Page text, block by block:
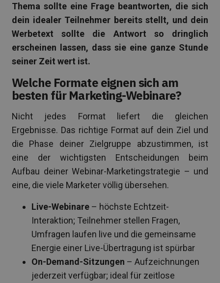
Thema sollte eine Frage beantworten, die sich
dein idealer Teilnehmer bereits stellt, und dein
Werbetext sollte die Antwort so dringlich
erscheinen lassen, dass sie eine ganze Stunde
seiner Zeit wert ist.
Welche Formate eignen sich am
besten für Marketing-Webinare?
Nicht jedes Format liefert die gleichen
Ergebnisse. Das richtige Format auf dein Ziel und
die Phase deiner Zielgruppe abzustimmen, ist
eine der wichtigsten Entscheidungen beim
Aufbau deiner Webinar-Marketingstrategie – und
eine, die viele Marketer völlig übersehen.
Live-Webinare – höchste Echtzeit-
Interaktion; Teilnehmer stellen Fragen,
Umfragen laufen live und die gemeinsame
Energie einer Live-Übertragung ist spürbar
On-Demand-Sitzungen – Aufzeichnungen
jederzeit verfügbar; ideal für zeitlose